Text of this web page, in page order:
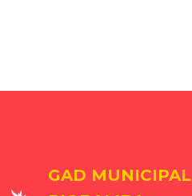
GAD MUNICIPAL